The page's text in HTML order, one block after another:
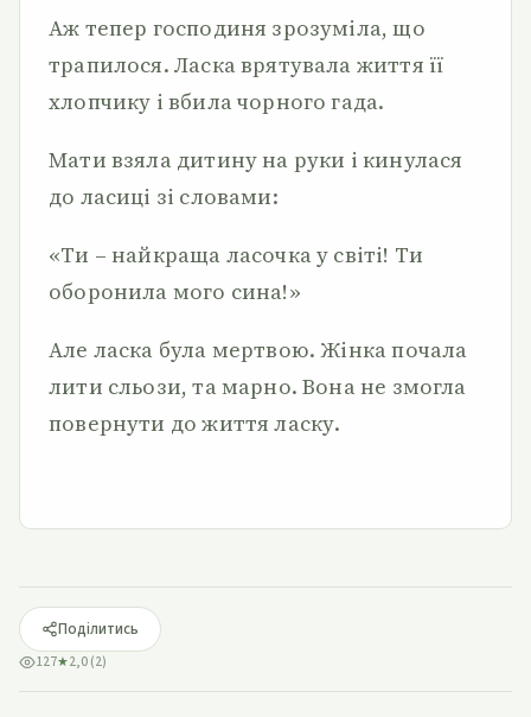
Аж тепер господиня зрозуміла, що
трапилося. Ласка врятувала життя її
хлопчику і вбила чорного гада.
Мати взяла дитину на руки і кинулася
до ласиці зі словами:
«Ти – найкраща ласочка у світі! Ти
оборонила мого сина!»
Але ласка була мертвою. Жінка почала
лити сльози, та марно. Вона не змогла
повернути до життя ласку.
Поділитись
127★2,0 (2)